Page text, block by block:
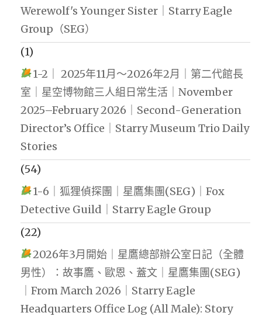
Werewolf's Younger Sister｜Starry Eagle
Group（SEG）
(1)
1-2｜ 2025年11月～2026年2月｜第二代館長
室｜星空博物館三人組日常生活｜November
2025–February 2026｜Second-Generation
Director’s Office｜Starry Museum Trio Daily
Stories
(54)
1-6｜狐狸偵探團｜星鷹集團(SEG)｜Fox
Detective Guild｜Starry Eagle Group
(22)
2026年3月開始｜星鷹總部辦公室日記（全體
男性）：故事鷹、歐恩、蓋文｜星鷹集團(SEG)
｜From March 2026｜Starry Eagle
Headquarters Office Log (All Male): Story